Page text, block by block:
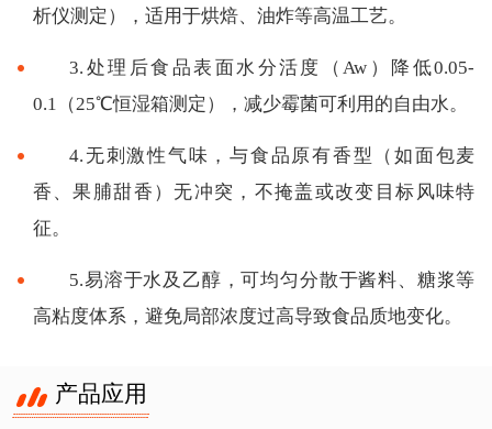
析仪测定），适用于烘焙、油炸等高温工艺。
3.处理后食品表面水分活度（Aw）降低0.05-
0.1（25℃恒湿箱测定），减少霉菌可利用的自由水。
4.无刺激性气味，与食品原有香型（如面包麦
香、果脯甜香）无冲突，不掩盖或改变目标风味特
征。
5.易溶于水及乙醇，可均匀分散于酱料、糖浆等
高粘度体系，避免局部浓度过高导致食品质地变化。
产品应用